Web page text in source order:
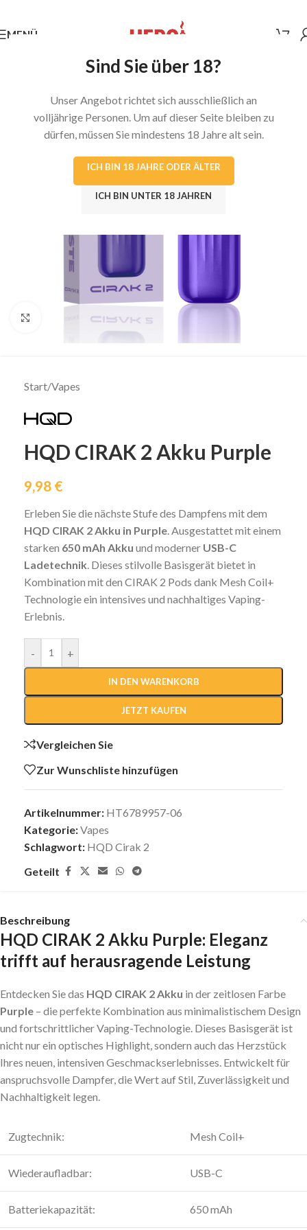
Sind Sie über 18?
Unser Angebot richtet sich ausschließlich an
volljährige Personen. Um auf dieser Seite bleiben zu
dürfen, müssen Sie mindestens 18 Jahre alt sein.
ICH BIN 18 JAHRE ODER ÄLTER
ICH BIN UNTER 18 JAHREN
MENÜ
klicken um zu vergrößern
Start/Vapes
HQD CIRAK 2 Akku Purple
9,98 €
Erleben Sie die nächste Stufe des Dampfens mit dem
HQD CIRAK 2 Akku in Purple. Ausgestattet mit einem
starken 650 mAh Akku und moderner USB-C
Ladetechnik. Dieses stilvolle Basisgerät bietet in
Kombination mit den CIRAK 2 Pods dank Mesh Coil+
Technologie ein intensives und nachhaltiges Vaping-
Erlebnis.
- +
IN DEN WARENKORB
JETZT KAUFEN
Vergleichen Sie
Zur Wunschliste hinzufügen
Artikelnummer: HT6789957-06
Kategorie:Vapes
Schlagwort: HQD Cirak 2
Geteilt
Beschreibung
HQD CIRAK 2 Akku Purple: Eleganz
trifft auf herausragende Leistung
Entdecken Sie das HQD CIRAK 2 Akku in der zeitlosen Farbe
Purple – die perfekte Kombination aus minimalistischem Design
und fortschrittlicher Vaping-Technologie. Dieses Basisgerät ist
nicht nur ein optisches Highlight, sondern auch das Herzstück
Ihres neuen, intensiven Geschmackserlebnisses. Entwickelt für
anspruchsvolle Dampfer, die Wert auf Stil, Zuverlässigkeit und
Nachhaltigkeit legen.
Zugtechnik: Mesh Coil+
Wiederaufladbar: USB-C
Batteriekapazität: 650 mAh